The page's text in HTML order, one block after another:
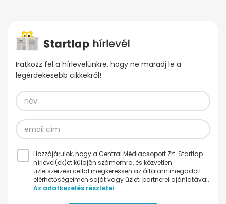
Iratkozz fel a hírlevelünkre, hogy ne maradj le a
legérdekesebb cikkekről!
Hozzájárulok, hogy a Central Médiacsoport Zrt. Startlap
hírlevel(ek)et küldjön számomra, és közvetlen
üzletszerzési céllal megkeressen az általam megadott
elérhetőségeimen saját vagy üzleti partnerei ajánlatával.
Az adatkezelés részletei